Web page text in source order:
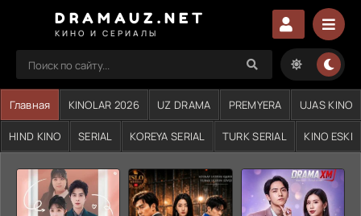
DRAMAUZ.NET
КИНО И СЕРИАЛЫ
Главная KINOLAR 2026 UZ DRAMA PREMYERA UJAS KINO
HIND KINO SERIAL KOREYA SERIAL TURK SERIAL KINO ESKI